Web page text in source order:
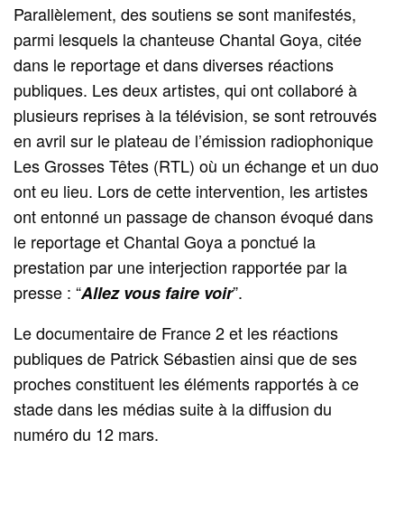
Parallèlement, des soutiens se sont manifestés,
parmi lesquels la chanteuse Chantal Goya, citée
dans le reportage et dans diverses réactions
publiques. Les deux artistes, qui ont collaboré à
plusieurs reprises à la télévision, se sont retrouvés
en avril sur le plateau de l’émission radiophonique
Les Grosses Têtes (RTL) où un échange et un duo
ont eu lieu. Lors de cette intervention, les artistes
ont entonné un passage de chanson évoqué dans
le reportage et Chantal Goya a ponctué la
prestation par une interjection rapportée par la
presse : “Allez vous faire voir”.
Le documentaire de France 2 et les réactions
publiques de Patrick Sébastien ainsi que de ses
proches constituent les éléments rapportés à ce
stade dans les médias suite à la diffusion du
numéro du 12 mars.